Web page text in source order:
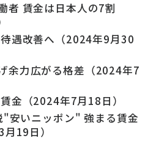
者 賃金は日本人の7割
遇改善へ（2024年9月30
余力広がる格差（2024年7
金（2024年7月18日）
安いニッポン" 強まる賃金
19日）